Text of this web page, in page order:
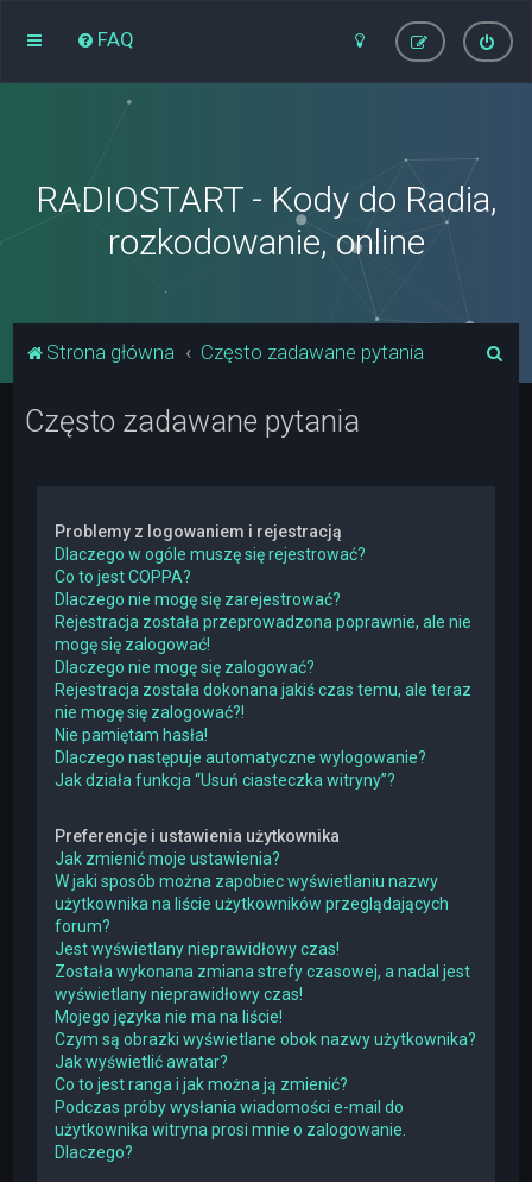
FAQ
RADIOSTART - Kody do Radia,
rozkodowanie, online
Strona główna Często zadawane pytania
Często zadawane pytania
Problemy z logowaniem i rejestracją
Dlaczego w ogóle muszę się rejestrować?
Co to jest COPPA?
Dlaczego nie mogę się zarejestrować?
Rejestracja została przeprowadzona poprawnie, ale nie
mogę się zalogować!
Dlaczego nie mogę się zalogować?
Rejestracja została dokonana jakiś czas temu, ale teraz
nie mogę się zalogować?!
Nie pamiętam hasła!
Dlaczego następuje automatyczne wylogowanie?
Jak działa funkcja “Usuń ciasteczka witryny”?
Preferencje i ustawienia użytkownika
Jak zmienić moje ustawienia?
W jaki sposób można zapobiec wyświetlaniu nazwy
użytkownika na liście użytkowników przeglądających
forum?
Jest wyświetlany nieprawidłowy czas!
Została wykonana zmiana strefy czasowej, a nadal jest
wyświetlany nieprawidłowy czas!
Mojego języka nie ma na liście!
Czym są obrazki wyświetlane obok nazwy użytkownika?
Jak wyświetlić awatar?
Co to jest ranga i jak można ją zmienić?
Podczas próby wysłania wiadomości e-mail do
użytkownika witryna prosi mnie o zalogowanie.
Dlaczego?